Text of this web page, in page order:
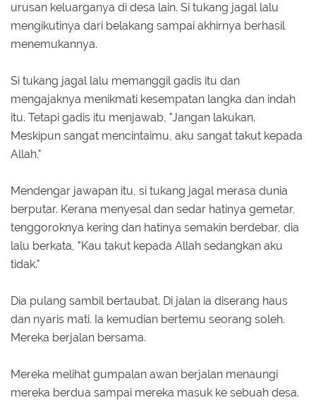
urusan keluarganya di desa lain. Si tukang jagal lalu
mengikutinya dari belakang sampai akhirnya berhasil
menemukannya.
Si tukang jagal lalu memanggil gadis itu dan
mengajaknya menikmati kesempatan langka dan indah
itu. Tetapi gadis itu menjawab, "Jangan lakukan.
Meskipun sangat mencintaimu, aku sangat takut kepada
Allah."
Mendengar jawapan itu, si tukang jagal merasa dunia
berputar. Kerana menyesal dan sedar hatinya gemetar,
tenggoroknya kering dan hatinya semakin berdebar, dia
lalu berkata, "Kau takut kepada Allah sedangkan aku
tidak."
Dia pulang sambil bertaubat. Di jalan ia diserang haus
dan nyaris mati. Ia kemudian bertemu seorang soleh.
Mereka berjalan bersama.
Mereka melihat gumpalan awan berjalan menaungi
mereka berdua sampai mereka masuk ke sebuah desa.